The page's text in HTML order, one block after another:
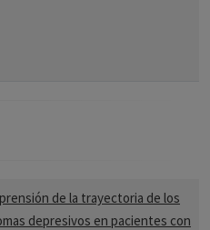
de la trayectoria de los
depresivos en pacientes con